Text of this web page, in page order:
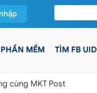
MỀM TÌM FB UID
cùng MKT Post